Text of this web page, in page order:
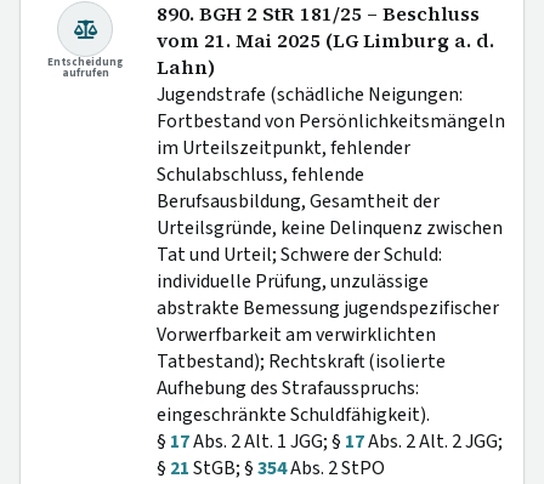
Entscheidung
aufrufen
890. BGH 2 StR 181/25 – Beschluss
vom 21. Mai 2025 (LG Limburg a. d.
Lahn)
Jugendstrafe (schädliche Neigungen:
Fortbestand von Persönlichkeitsmängeln
im Urteilszeitpunkt, fehlender
Schulabschluss, fehlende
Berufsausbildung, Gesamtheit der
Urteilsgründe, keine Delinquenz zwischen
Tat und Urteil; Schwere der Schuld:
individuelle Prüfung, unzulässige
abstrakte Bemessung jugendspezifischer
Vorwerfbarkeit am verwirklichten
Tatbestand); Rechtskraft (isolierte
Aufhebung des Strafausspruchs:
eingeschränkte Schuldfähigkeit).
§ 17Abs. 2 Alt. 1 JGG; § 17Abs. 2 Alt. 2 JGG;
§ 21StGB; §354Abs. 2 StPO